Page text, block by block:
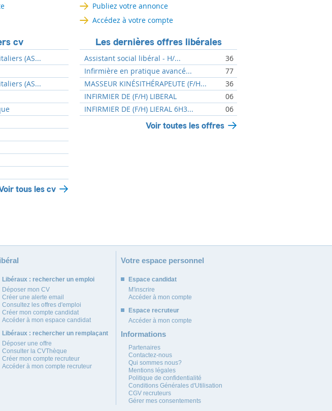
cv
(AS...
(AS...
tous les cv
Publiez votre annonce
Accédez à votre compte
Les dernières offres libérales
Assistant social libéral - H/...
36
Infirmière en pratique avancé...
77
MASSEUR KINÉSITHÉRAPEUTE (F/H...
36
INFIRMIER DE (F/H) LIBERAL
06
INFIRMIER DE (F/H) LIERAL 6H3...
06
Voir toutes les offres
Libéraux : rechercher un emploi
Déposer mon CV
Créer une alerte email
Consultez les offres d'emploi
Créer mon compte candidat
Accéder à mon espace candidat
Libéraux : rechercher un remplaçant
Déposer une offre
Consulter la CVThèque
Créer mon compte recruteur
Accéder à mon compte recruteur
Votre espace personnel
Espace candidat
M'inscrire
Accéder à mon compte
Espace recruteur
Accéder à mon compte
Informations
Partenaires
Contactez-nous
Qui sommes nous?
Mentions légales
Politique de confidentialité
Conditions Générales d'Utilisation
CGV recruteurs
Gérer mes consentements